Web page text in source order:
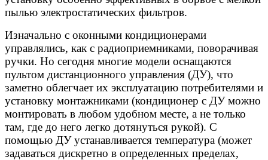
пылью электростатических фильтров.
Изначально с оконными кондиционерами
управлялись, как с радиоприемниками, поворачивая
ручки. Но сегодня многие модели оснащаются
пультом дистанционного управления (ДУ), что
заметно облегчает их эксплуатацию потребителями и
установку монтажниками (кондиционер с ДУ можно
монтировать в любом удобном месте, а не только
там, где до него легко дотянуться рукой). С
помощью ДУ устанавливается температура (может
задаваться дискретно в определенных пределах,